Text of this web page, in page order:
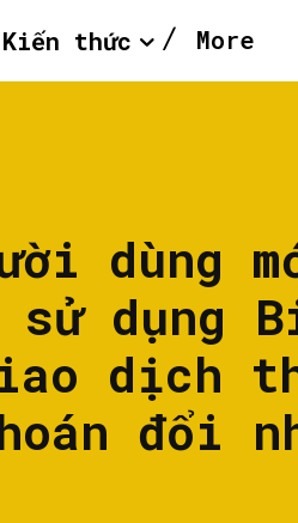
Kiến thức More
dùng
sử dụng
dịch
đổi